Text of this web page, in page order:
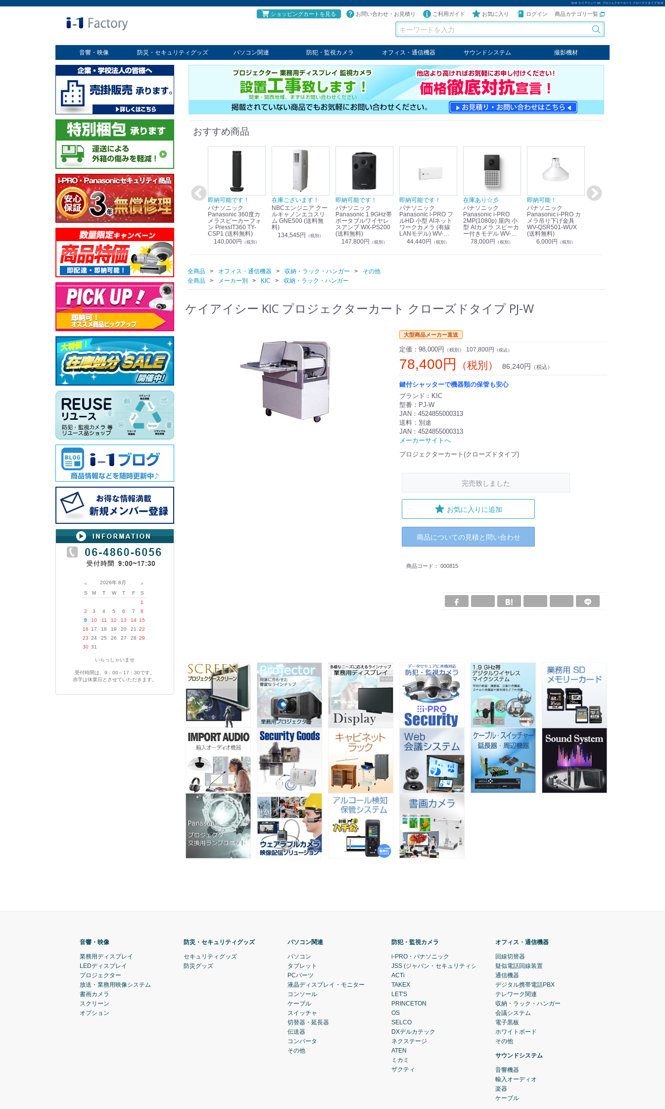
PJ-W ケイアイシー KIC プロジェクターカート クローズドタイプ PJ-W
ショッピングカートを見る お問い合わせ・お見積り ご利用ガイド お気に入り ログイン 商品カテゴリ一覧
音響・映像
業務用ディスプレイ
プロジェクター
放送・業務用映像システム
書画カメラ
スクリーン
オプション
防災・セキュリティグッズ
セキュリティグッズ
防災グッズ
パソコン関連
パソコン
タブレット
PCパーツ
コンソール
ケーブル
切替器・延長器
伝送器
コンバータ
その他
防犯・監視カメラ
パナソニック
TAKEX
LET'S
JSS
SELCO
PRINCETON
OS
ネクステージ
ATEN
オフィス・通信機器
回線切替器
疑似電話回線装置
通信機器
デジタル携帯電話PBX
収納・ラック・ハンガー
会議システム
電子黒板
ホワイトボード
その他
サウンドシステム
音響機器
輸入オーディオ
楽器
ケーブル
撮影機材
ビデオライト
クールライト
LEDライト
スタンド
写真関連商品
スタジオセット商品
オプション
＜ 2026年 8月
＞
S
M T W T F
S
1
2
3 4 5 6 7
8
9
10 11 12 13 14 15
16
17 18 19 20 21
22
23 24 25 26 27 28 29
30 31
いらっしゃいませ
受付時間は、9：00～17：30です。
赤字は休業日とさせていただきます。
おすすめ商品
Panasonic i-PRO
2MP(1080p) 屋内 小
型 AIカメラ スピーカ
S71301-F2L (送料無
（税別）
即納可能！
パナソニック
Panasonic i-PRO カ
メラ吊り下げ金具
WV-QSR501-WUX
(送料無料)
6,000円（税別）
在庫あり！送料無料！
パナソニック
Panasonic リモコン
マイク (10局用) WR-
210A (送料無料)
39,000円
即納可能です！
パナソニック
Panasonic 360度カ
メラスピーカーフォ
ン PressIT360 TY-
CSP1 (送料無料)
140,000円 （税別）
在庫ございます！
NBCエンジニア クー
ルキャノンエコスリ
ム GNE500 (送料無
料)
134,545円
（税別）
即納可能です！
パナソニック
Panasonic 1.9GHz帯
ポータブルワイヤレ
スアンプ WX-PS200
(送料無料)
147,800円 （税別）
即納可能です！
パナソニック
Panasonic i-PRO フ
ルHD 小型 AIネット
ワークカメラ (有線
LANモデル) WV-
S7130UX (送料無料)
44,440円 （税別）
在庫あり☆彡
パナソニック
Panasonic i-PRO
2MP(1080p) 屋内 小
型 AIカメラ スピーカ
ー付きモデル WV-
S71301-F2L (送料無
78,000円 （税別）
即納可能！
パナソニック
Panasonic i-PRO カ
メラ吊り下げ金具
WV-QSR501-WUX
(送料無料)
6,000円 （税別）
全商品 オフィス・通信機器 収納・ラック・ハンガー
その他
全商品
メーカー別 KIC 収納・ラック・ハンガー
ケイアイシー KIC プロジェクターカート クローズドタイプ PJ-W
大型商品メーカー直送
定価： 98,000円 （税別） 107,800円 （税込）
78,400円 （税別） 86,240円 （税込）
鍵付シャッターで機器類の保管も安心
ブランド：KIC
型番：PJ-W
JAN：4524855000313
送料：別途
JAN：4524855000313
メーカーサイトへ
プロジェクターカート(クローズドタイプ)
完売致しました
お気に入りに追加
商品についての見積と問い合わせ
商品コード： 000815
音響・映像
業務用ディスプレイ
LEDディスプレイ
プロジェクター
放送・業務用映像システム
書画カメラ
スクリーン
オプション
防災・セキュリティグッズ
セキュリティグッズ
防災グッズ
パソコン関連
パソコン
タブレット
PCパーツ
液晶ディスプレイ・モニター
コンソール
ケーブル
スイッチャ
切替器・延長器
伝送器
コンバータ
その他
防犯・監視カメラ
i-PRO・パナソニック
JSS (ジャパン・セキュリティシステム)
ACTi
TAKEX
LET'S
PRINCETON
OS
SELCO
DXデルカテック
ネクステージ
ATEN
ミカミ
ザクティ
オフィス・通信機器
回線切替器
疑似電話回線装置
通信機器
デジタル携帯電話PBX
テレワーク関連
収納・ラック・ハンガー
会議システム
電子黒板
ホワイトボード
その他
サウンドシステム
音響機器
輸入オーディオ
楽器
ケーブル